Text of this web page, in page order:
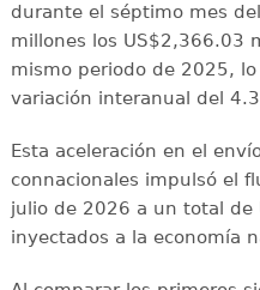
durante el séptimo mes
millones los US$2,366.03
mismo periodo de 2025,
variación interanual del
Esta aceleración en el
connacionales impulsó el
julio de 2026 a un total de
inyectados a la economía